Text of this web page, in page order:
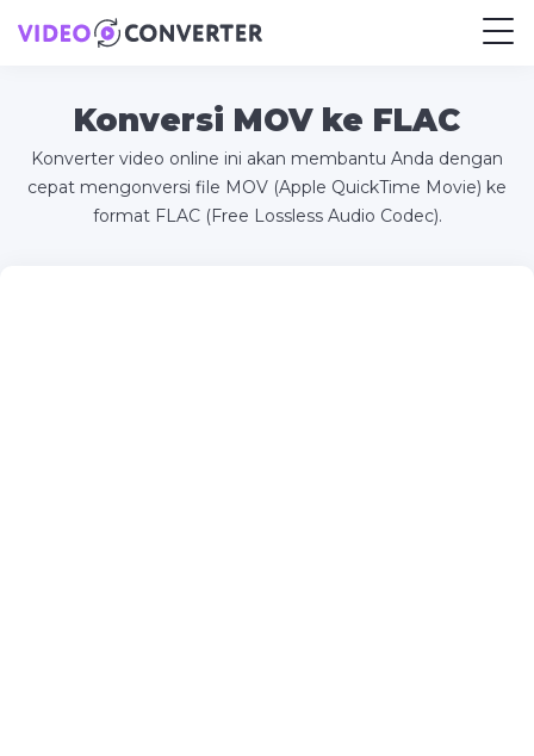
Konversi MOV ke FLAC
Konverter video online ini akan membantu Anda dengan
cepat mengonversi file MOV (Apple QuickTime Movie) ke
format FLAC (Free Lossless Audio Codec).